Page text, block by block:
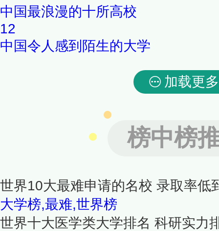
中国最浪漫的十所高校
12
中国令人感到陌生的大学
加载更多
榜中榜
世界10大最难申请的名校 录取率低
大学榜,最难,世界榜
世界十大医学类大学排名 科研实力